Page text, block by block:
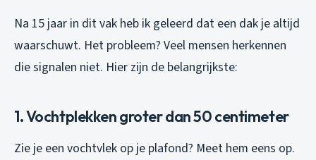
Na 15 jaar in dit vak heb ik geleerd dat een dak je altijd
waarschuwt. Het probleem? Veel mensen herkennen
die signalen niet. Hier zijn de belangrijkste:
1. Vochtplekken groter dan 50 centimeter
Zie je een vochtvlek op je plafond? Meet hem eens op.